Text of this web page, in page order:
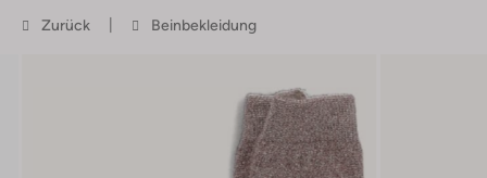
Zurück Beinbekleidung